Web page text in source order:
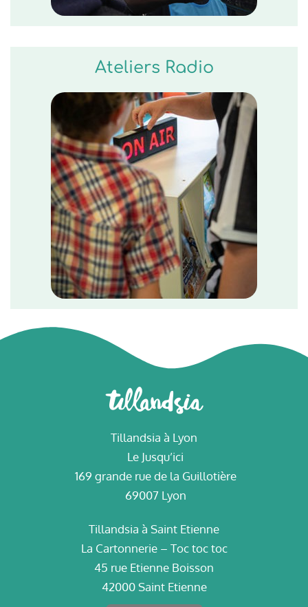
Ateliers Radio
Tillandsia à Lyon
Le Jusqu’ici
169 grande rue de la Guillotière
69007 Lyon
Tillandsia à Saint Etienne
La Cartonnerie – Toc toc toc
45 rue Etienne Boisson
42000 Saint Etienne